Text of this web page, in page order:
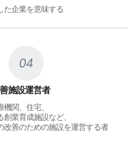
た企業を意味する
04
施設運営者
関、住宅、
業育成施設など、
改善のための施設を運営する者